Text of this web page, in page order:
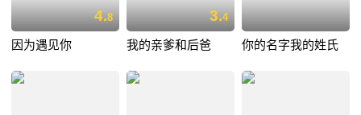
4.8
因为遇见你
3.4
我的亲爹和后爸 你的名字我的姓氏